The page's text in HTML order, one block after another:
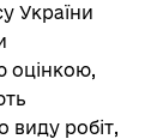
України
оцінкою,
виду робіт,